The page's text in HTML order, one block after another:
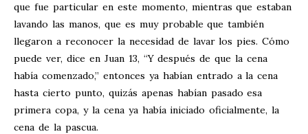
que fue particular en este momento, mientras que estaban
lavando las manos, que es muy probable que también
llegaron a reconocer la necesidad de lavar los pies. Cómo
puede ver, dice en Juan 13, “Y después de que la cena
había comenzado,” entonces ya habían entrado a la cena
hasta cierto punto, quizás apenas habían pasado esa
primera copa, y la cena ya había iniciado oficialmente, la
cena de la pascua.